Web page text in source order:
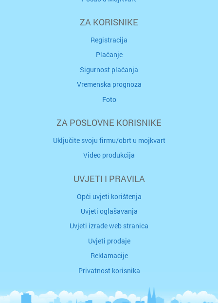
ZA KORISNIKE
Registracija
Plaćanje
Sigurnost plaćanja
Vremenska prognoza
Foto
ZA POSLOVNE KORISNIKE
Uključite svoju firmu/obrt u mojkvart
Video produkcija
UVJETI I PRAVILA
Opći uvjeti korištenja
Uvjeti oglašavanja
Uvjeti izrade web stranica
Uvjeti prodaje
Reklamacije
Privatnost korisnika